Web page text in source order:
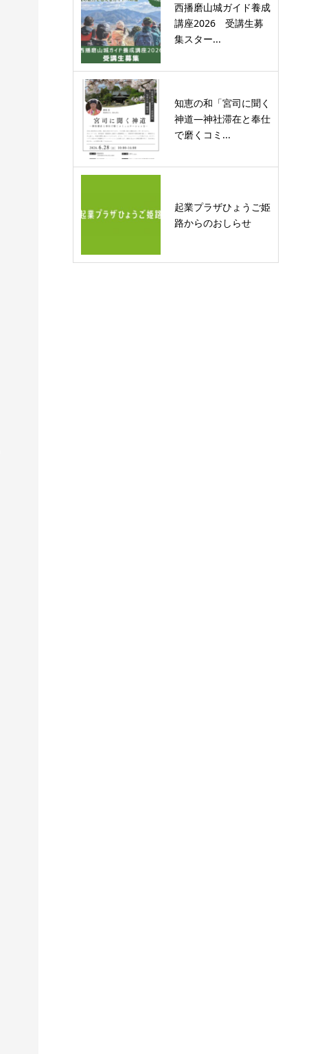
西播磨山城ガイド養成
講座2026 受講生募
集スター...
知恵の和「宮司に聞く
神道―神社滞在と奉仕
で磨くコミ...
起業プラザひょうご姫
路からのおしらせ